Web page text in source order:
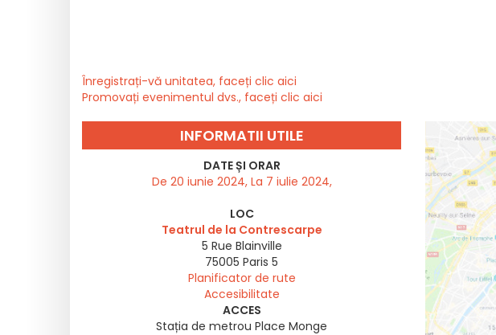
Înregistrați-vă unitatea, faceți clic aici
Promovați evenimentul dvs., faceți clic aici
INFORMATII UTILE
DATE ȘI ORAR
De 20 iunie 2024, La 7 iulie 2024,
LOC
Teatrul de la Contrescarpe
5 Rue Blainville
75005 Paris 5
Planificator de rute
Accesibilitate
ACCES
Stația de metrou Place Monge